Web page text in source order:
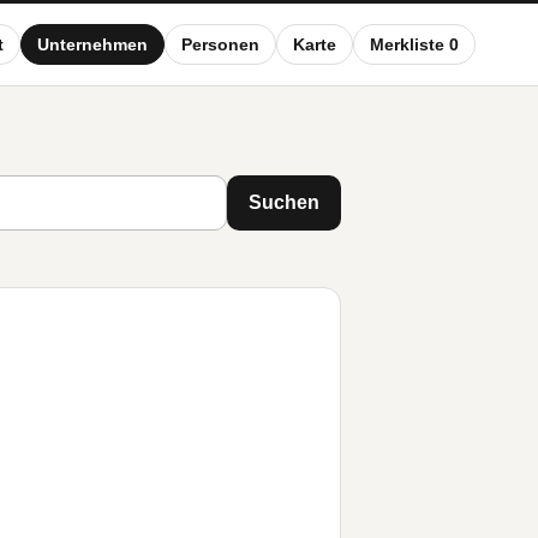
Unternehmen Personen Karte Merkliste 0
Suchen